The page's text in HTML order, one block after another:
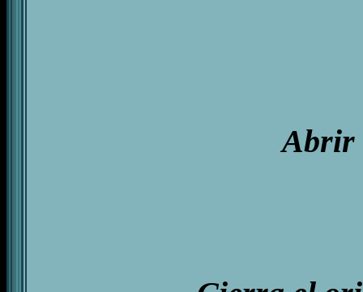
Abrir